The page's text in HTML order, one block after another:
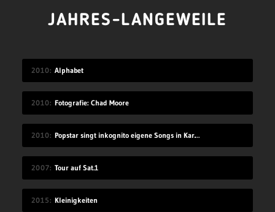
JAHRES-LANGEWEILE
2010 Alphabet
2010 Fotografie: Chad Moore
2010 Popstar singt inkognito eigene Songs in Karaokebar
2007 Tour auf Sat.1
2015 Kleinigkeiten